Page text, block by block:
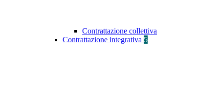
Contrattazione collettiva
Contrattazione integrativa 5